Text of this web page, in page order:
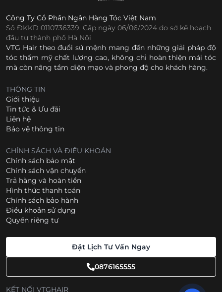
Công Ty Cổ Phần Ngân Hàng Tóc Việt Nam
Số ĐKKD 0110736339. Cấp ngày 06/06/2024 do sở kế hoạch
đầu tư thành phố Hà Nội
VTG Hair theo đuổi sứ mệnh mang đến những giải pháp độ
tóc thẩm mỹ chất lượng cao, không chỉ hoàn thiện mái tóc
mà còn nâng tầm diện mạo và phong độ cho khách hàng.
THÔNG TIN
Giới thiệu
Tin tức & Ưu đãi
Liên hệ
Bảo vệ thông tin
CHÍNH SÁCH VÀ ĐIỀU KHOẢN
Chính sách bảo mật
Chính sách vận chuyển
Trả hàng và hoàn tiền
Hình thức thanh toán
Chính sách bảo hành
Điều khoản sử dụng
Quyền riêng tư
Đặt Lịch Tư Vấn Ngay
0876165555
KẾT NỐI VTGHAIR